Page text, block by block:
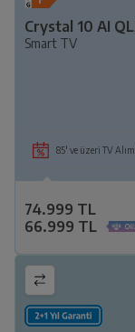
Smart TV
85' ve üzeri TV
74.999 TL
66.999 TL